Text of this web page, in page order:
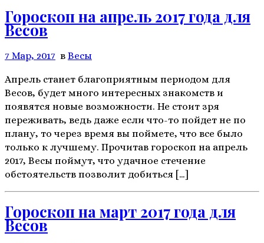
Гороскоп на апрель 2017 года для
Весов
7 Мар, 2017 в Весы
Апрель станет благоприятным периодом для
Весов, будет много интересных знакомств и
появятся новые возможности. Не стоит зря
переживать, ведь даже если что-то пойдет не по
плану, то через время вы поймете, что все было
только к лучшему. Прочитав гороскоп на апрель
2017, Весы поймут, что удачное стечение
обстоятельств позволит добиться […]
Гороскоп на март 2017 года для
Весов